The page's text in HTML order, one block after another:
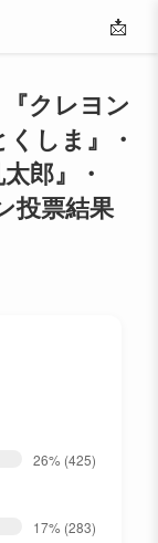
📩
クレヨン
しま』・
郎』・
投票結果
26% (425)
17% (283)